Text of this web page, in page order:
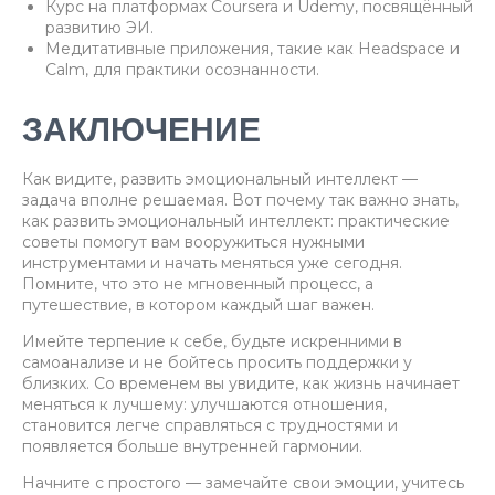
Курс на платформах Coursera и Udemy, посвящённый
развитию ЭИ.
Медитативные приложения, такие как Headspace и
Calm, для практики осознанности.
ЗАКЛЮЧЕНИЕ
Как видите, развить эмоциональный интеллект —
задача вполне решаемая. Вот почему так важно знать,
как развить эмоциональный интеллект: практические
советы помогут вам вооружиться нужными
инструментами и начать меняться уже сегодня.
Помните, что это не мгновенный процесс, а
путешествие, в котором каждый шаг важен.
Имейте терпение к себе, будьте искренними в
самоанализе и не бойтесь просить поддержки у
близких. Со временем вы увидите, как жизнь начинает
меняться к лучшему: улучшаются отношения,
становится легче справляться с трудностями и
появляется больше внутренней гармонии.
Начните с простого — замечайте свои эмоции, учитесь